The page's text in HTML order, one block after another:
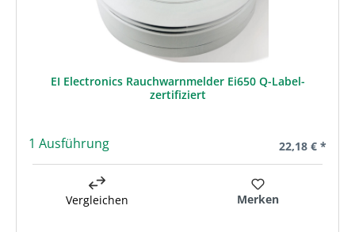
EI Electronics Rauchwarnmelder Ei650 Q-Label-
zertifiziert
1 Ausführung Regulärer
22,18 € *
Vergleichen Merken